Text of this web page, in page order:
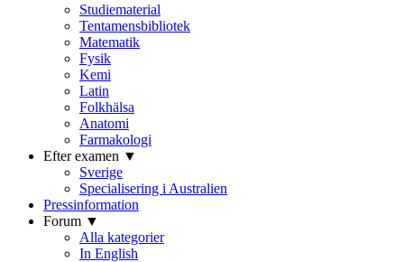
Studiematerial
Tentamensbibliotek
Matematik
Fysik
Kemi
Latin
Folkhälsa
Anatomi
Farmakologi
Efter examen ▼
Sverige
Specialisering i Australien
Pressinformation
Forum ▼
Alla kategorier
In English